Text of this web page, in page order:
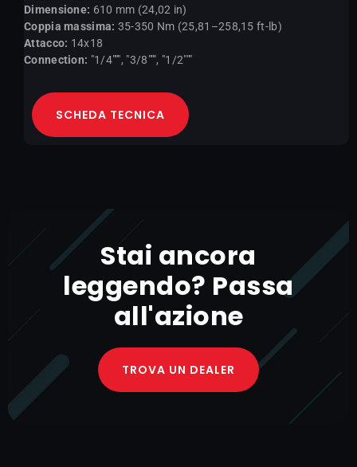
Dimensione: 610 mm (24,02 in)
Coppia massima: 35-350 Nm (25,81–258,15 ft-lb)
Attacco: 14x18
Connection: "1/4""", "3/8""", "1/2"""
SCHEDA TECNICA
Stai ancora
leggendo? Passa
all'azione
TROVA UN DEALER